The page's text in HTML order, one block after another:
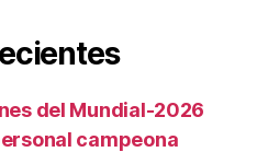
del Mundial-2026
campeona